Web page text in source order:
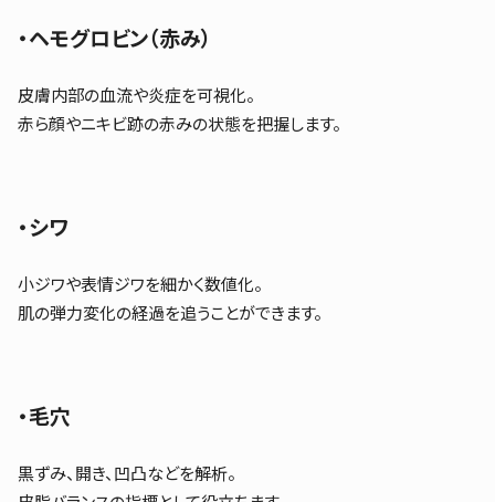
・ヘモグロビン（赤み）
皮膚内部の血流や炎症を可視化。
赤ら顔やニキビ跡の赤みの状態を把握します。
・シワ
小ジワや表情ジワを細かく数値化。
肌の弾力変化の経過を追うことができます。
・毛穴
黒ずみ、開き、凹凸などを解析。